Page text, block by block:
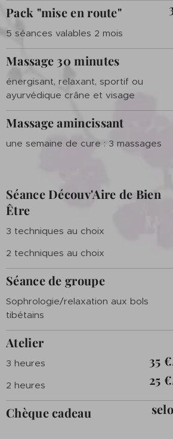
Pack "mise en route"
5 séances valables 2 mois
Massage 30 minutes
énergisant, relaxant, sportif ou
ayurvédique crâne et visage
Massage amincissant
une semaine de cure : 3 massages
Séance Découv'Aire de Bien
Être
3 techniques au choix
2 techniques au choix
Séance de groupe
Sophrologie/relaxation aux bols
tibétains
Atelier
3 heures
2 heures
35
25
Chèque cadeau